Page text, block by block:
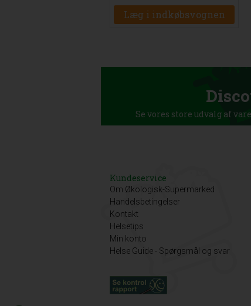
Læg i indkøbsvognen
Se vores store udvalg af
Kundeservice
Om Økologisk-Supermarked
Handelsbetingelser
Kontakt
Helsetips
Min konto
Helse Guide - Spørgsmål og svar